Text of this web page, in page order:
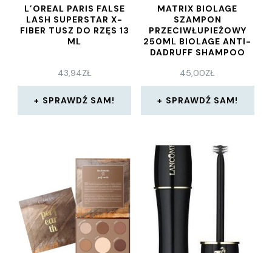
L’OREAL PARIS FALSE
LASH SUPERSTAR X-
FIBER TUSZ DO RZĘS 13
ML
43,94ZŁ
SPRAWDŹ SAM!
MATRIX BIOLAGE
SZAMPON
PRZECIWŁUPIEŻOWY
250ML BIOLAGE ANTI-
DADRUFF SHAMPOO
45,00ZŁ
SPRAWDŹ SAM!